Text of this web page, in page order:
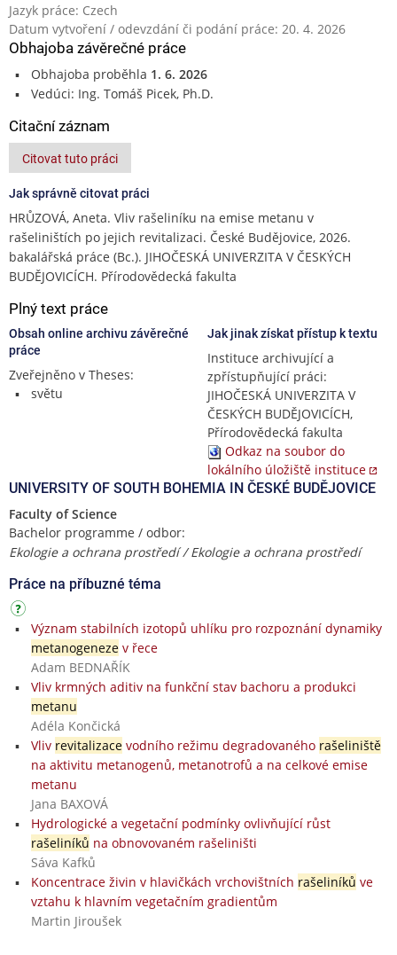
Jazyk práce: Czech
Datum vytvoření / odevzdání či podání práce: 20. 4. 2026
Obhajoba závěrečné práce
Obhajoba proběhla 1. 6. 2026
Vedúci: Ing. Tomáš Picek, Ph.D.
Citační záznam
Citovat tuto práci
Jak správně citovat práci
HRŮZOVÁ, Aneta. Vliv rašeliníku na emise metanu v
rašeliništích po jejich revitalizaci. České Budějovice, 2026.
bakalářská práce (Bc.). JIHOČESKÁ UNIVERZITA V ČESKÝCH
BUDĚJOVICÍCH. Přírodovědecká fakulta
Plný text práce
Obsah online archivu závěrečné
práce
Zveřejněno v Theses:
světu
Jak jinak získat přístup k textu
Instituce archivující a
zpřístupňující práci:
JIHOČESKÁ UNIVERZITA V
ČESKÝCH BUDĚJOVICÍCH,
Přírodovědecká fakulta
Odkaz na soubor do
lokálního úložiště instituce
UNIVERSITY OF SOUTH BOHEMIA IN ČESKÉ BUDĚJOVICE
Faculty of Science
Bachelor programme / odbor:
Ekologie a ochrana prostředí / Ekologie a ochrana prostředí
Práce na příbuzné téma
Význam stabilních izotopů uhlíku pro rozpoznání dynamiky
metanogenezev řece
Adam BEDNAŘÍK
Vliv krmných aditiv na funkční stav bachoru a produkci
metanu
Adéla Končická
Vliv revitalizacevodního režimu degradovaného rašeliniště
na aktivitu metanogenů, metanotrofů a na celkové emise
metanu
Jana BAXOVÁ
Hydrologické a vegetační podmínky ovlivňující růst
rašeliníků na obnovovaném rašeliništi
Sáva Kafků
Koncentrace živin v hlavičkách vrchovištních rašeliníků ve
vztahu k hlavním vegetačním gradientům
Martin Jiroušek